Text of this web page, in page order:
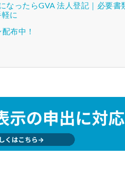
なったらGVA 法人登記｜必要書
に
布中！